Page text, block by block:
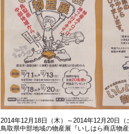
2014年12月18日（木）～2014年12月20日（
鳥取県中部地域の物産展『いしはら商店物